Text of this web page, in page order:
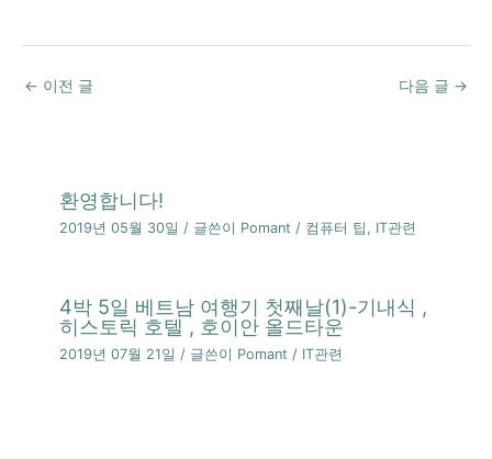
← 이전 글 다음 글 →
환영합니다!
2019년 05월 30일 / 글쓴이 Pomant / 컴퓨터 팁 , IT관련
4박 5일 베트남 여행기 첫째날(1)-기내식 ,
히스토릭 호텔 , 호이안 올드타운
2019년 07월 21일 / 글쓴이 Pomant / IT관련